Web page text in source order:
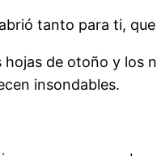
tanto para ti,
de otoño y los
insondables.